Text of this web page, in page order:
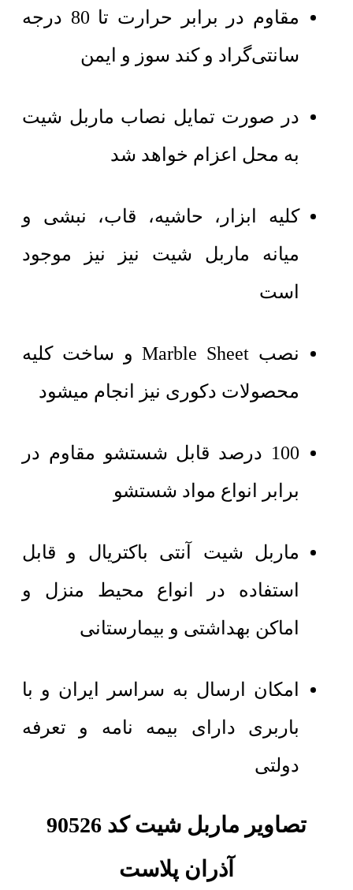
مقاوم در برابر حرارت تا 80 درجه
سانتی‌گراد و کند سوز و ایمن
در صورت تمایل نصاب ماربل شیت
به محل اعزام خواهد شد
کلیه ابزار، حاشیه، قاب، نبشی و
میانه ماربل شیت نیز نیز موجود
است
نصب Marble Sheet و ساخت کلیه
محصولات دکوری نیز انجام میشود
100 درصد قابل شستشو مقاوم در
برابر انواع مواد شستشو
ماربل شیت آنتی باکتریال و قابل
استفاده در انواع محیط منزل و
اماکن بهداشتی و بیمارستانی
امکان ارسال به سراسر ایران و با
باربری دارای بیمه نامه و تعرفه
دولتی
تصاویر ماربل شیت کد 90526
آذران پلاست